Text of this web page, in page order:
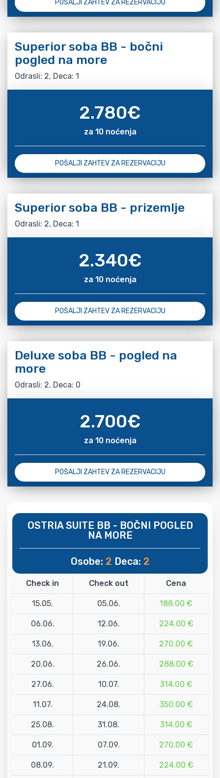
POŠALJI ZAHTEV ZA REZERVACIJU
Superior soba BB - bočni
pogled na more
Odrasli: 2, Deca: 1
2.780€
za 10 noćenja
POŠALJI ZAHTEV ZA REZERVACIJU
Superior soba BB - prizemlje
Odrasli: 2, Deca: 1
2.340€
za 10 noćenja
POŠALJI ZAHTEV ZA REZERVACIJU
Deluxe soba BB - pogled na
more
Odrasli: 2, Deca: 0
2.700€
za 10 noćenja
POŠALJI ZAHTEV ZA REZERVACIJU
OSTRIA SUITE BB - BOČNI POGLED
NA MORE
Osobe: 2 Deca: 2
Check in Check out Cena
15.05. 05.06. 188.00 €
06.06. 12.06. 224.00 €
13.06. 19.06. 270.00 €
20.06. 26.06. 288.00 €
27.06. 10.07. 314.00 €
11.07. 24.08. 350.00 €
25.08. 31.08. 314.00 €
01.09. 07.09. 270.00 €
08.09. 21.09. 224.00 €